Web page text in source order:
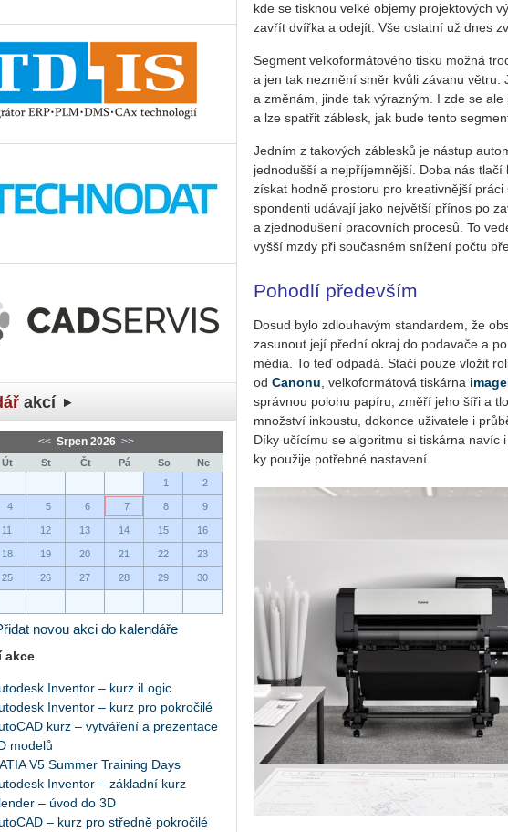
akcí
<< Srpen 2026 >>
Út St Čt Pá So
Ne
1
2
4 5 6 7 8 9
11 12 13 14 15 16
18 19 20 21 22 23
25 26 27 28 29 30
novou akci do kalendáře
akce
Inventor – kurz iLogic
Inventor – kurz pro pokročilé
kurz – vytváření a prezentace
modelů
V5 Summer Training Days
Inventor – základní kurz
– úvod do 3D
– kurz pro středně pokročilé
kde se tisk­nou velké ob­je­my pro­jek­to­vých
za­vřít dvíř­ka a ode­jít. Vše ostat­ní už dnes
Seg­ment vel­ko­for­má­to­vé­ho tisku možná
a jen tak ne­změ­ní směr kvůli zá­va­nu
a změ­nám, jinde tak vý­raz­ným. I zde se
a lze spat­řit záblesk, jak bude tento
Jed­ním z ta­ko­vých zábles­ků je ná­stup
jed­no­duš­ší a nej­pří­jem­něj­ší. Doba nás
zís­kat hodně pro­sto­ru pro kre­a­tiv­něj­ší
spon­den­ti udá­va­jí jako nej­vět­ší pří­nos po
a zjed­no­du­še­ní pra­cov­ních pro­ce­sů. To
vyšší mzdy při sou­čas­ném sní­že­ní počtu
Po­hod­lí pře­de­vším
Dosud bylo zdlou­ha­vým stan­dar­dem, že
za­su­nout její před­ní okraj do po­da­va­če a
média. To teď od­pa­dá. Stačí pouze vlo­žit
od Ca­no­nu , vel­ko­for­má­to­vá tis­kár­na
správ­nou po­lo­hu pa­pí­ru, změří jeho šíři a
množ­ství in­kous­tu, do­kon­ce uži­va­te­le i
Díky učí­cí­mu se al­go­rit­mu si tis­kár­na
ky po­u­ži­je po­třeb­né na­sta­ve­ní.